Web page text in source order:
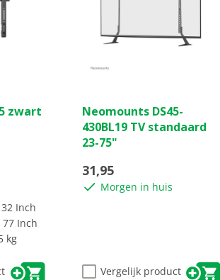
zwart
Inch
77 Inch
kg
van
de
5
Neomounts DS45-
430BL19 TV standaard
23-75"
31,95
Morgen in huis
Vergelijk product